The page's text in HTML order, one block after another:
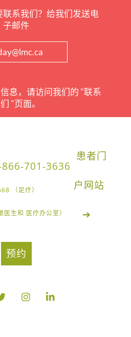
系我们？给我们发送电
子邮件
息，请访问我们的 "联系
"页面。
866-701-3636
（足疗）
生和 医疗办公室）
患者门
户网站
➔
预约